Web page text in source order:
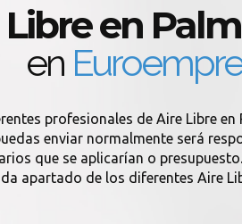
en
en
profesionales de Aire Libre
enviar normalmente será
que se aplicarían o
apartado de los diferentes Aire